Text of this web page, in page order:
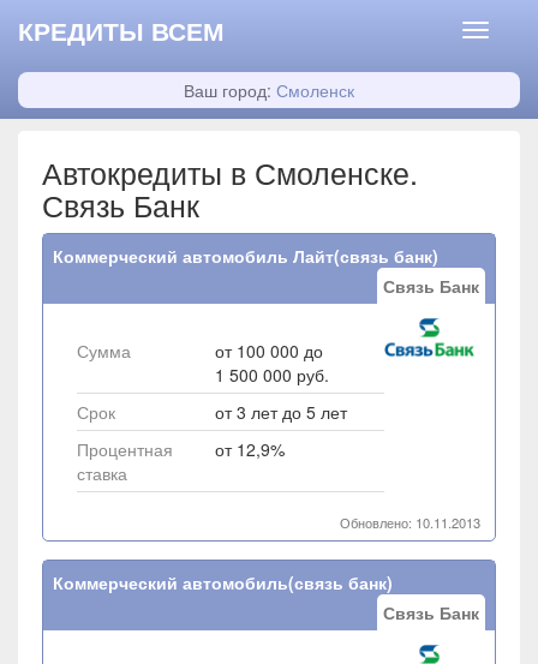
КРЕДИТЫ ВСЕМ
Ваш город: Смоленск
Автокредиты в Смоленске.
Связь Банк
Коммерческий автомобиль Лайт(связь банк)
Связь Банк
Сумма
от 100 000 до
1 500 000 руб.
Срок
от 3 лет до 5 лет
Процентная
ставка
от 12,9%
Обновлено: 10.11.2013
Коммерческий автомобиль(связь банк)
Связь Банк